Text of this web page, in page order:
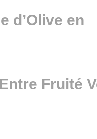
d’Olive en
Fruité